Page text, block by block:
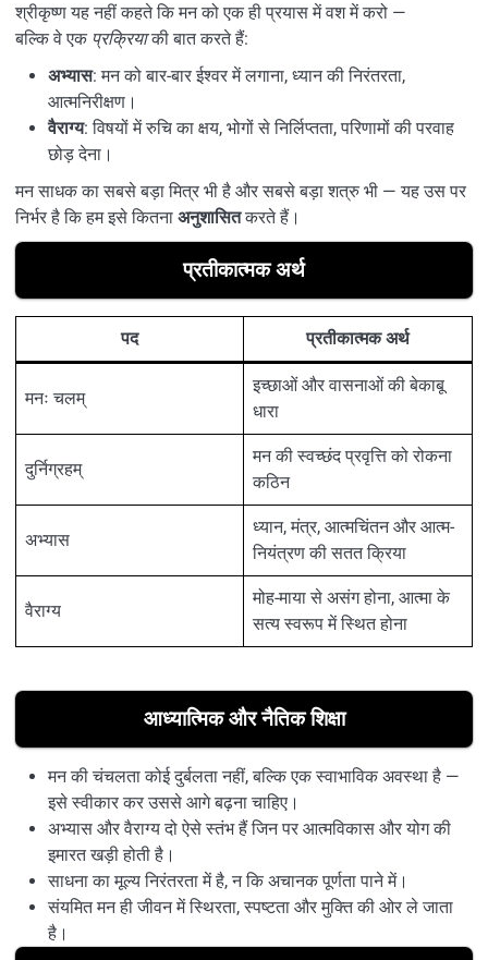
श्रीकृष्ण यह नहीं कहते कि मन को एक ही प्रयास में वश में करो —
बल्कि वे एक प्रक्रियाकी बात करते हैं:
अभ्यास: मन को बार-बार ईश्वर में लगाना, ध्यान की निरंतरता,
आत्मनिरीक्षण।
वैराग्य: विषयों में रुचि का क्षय, भोगों से निर्लिप्तता, परिणामों की परवाह
छोड़ देना।
मन साधक का सबसे बड़ा मित्र भी है और सबसे बड़ा शत्रु भी — यह उस पर
निर्भर है कि हम इसे कितना अनुशासितकरते हैं।
प्रतीकात्मक अर्थ
पद प्रतीकात्मक अर्थ
मनः चलम्
इच्छाओं और वासनाओं की बेकाबू
धारा
दुर्निग्रहम्
मन की स्वच्छंद प्रवृत्ति को रोकना
कठिन
अभ्यास
ध्यान, मंत्र, आत्मचिंतन और आत्म-
नियंत्रण की सतत क्रिया
वैराग्य
मोह-माया से असंग होना, आत्मा के
सत्य स्वरूप में स्थित होना
आध्यात्मिक और नैतिक शिक्षा
मन की चंचलता कोई दुर्बलता नहीं, बल्कि एक स्वाभाविक अवस्था है —
इसे स्वीकार कर उससे आगे बढ़ना चाहिए।
अभ्यास और वैराग्य दो ऐसे स्तंभ हैं जिन पर आत्मविकास और योग की
इमारत खड़ी होती है।
साधना का मूल्य निरंतरता में है, न कि अचानक पूर्णता पाने में।
संयमित मन ही जीवन में स्थिरता, स्पष्टता और मुक्ति की ओर ले जाता
है।